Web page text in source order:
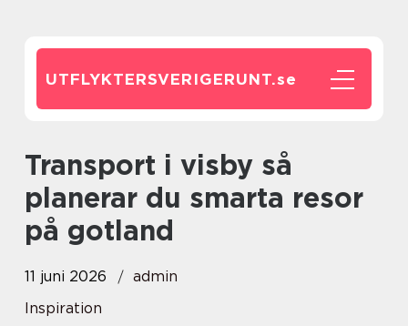
UTFLYKTERSVERIGERUNT.se
Transport i visby så
planerar du smarta resor
på gotland
11 juni 2026
admin
Inspiration